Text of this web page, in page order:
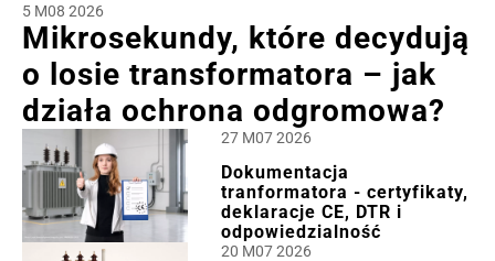
5 M08 2026
Mikrosekundy, które decydują
o losie transformatora – jak
działa ochrona odgromowa?
27 M07 2026
Dokumentacja
tranformatora - certyfikaty,
deklaracje CE, DTR i
odpowiedzialność
20 M07 2026